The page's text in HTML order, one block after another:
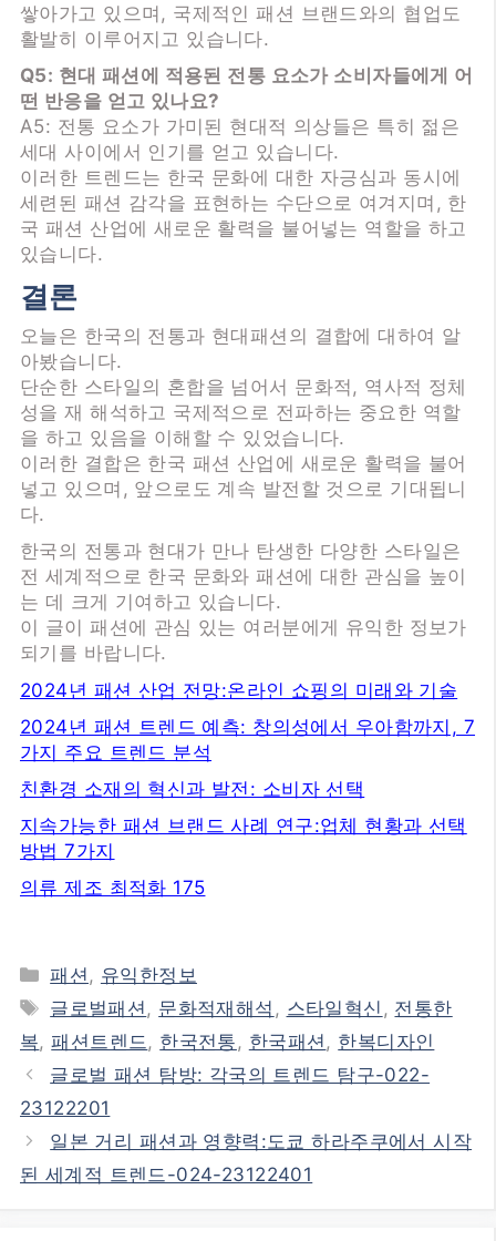
쌓아가고 있으며, 국제적인 패션 브랜드와의 협업도
활발히 이루어지고 있습니다.
Q5: 현대 패션에 적용된 전통 요소가 소비자들에게 어
떤 반응을 얻고 있나요?
A5: 전통 요소가 가미된 현대적 의상들은 특히 젊은
세대 사이에서 인기를 얻고 있습니다.
이러한 트렌드는 한국 문화에 대한 자긍심과 동시에
세련된 패션 감각을 표현하는 수단으로 여겨지며, 한
국 패션 산업에 새로운 활력을 불어넣는 역할을 하고
있습니다.
결론
오늘은 한국의 전통과 현대패션의 결합에 대하여 알
아봤습니다.
단순한 스타일의 혼합을 넘어서 문화적, 역사적 정체
성을 재 해석하고 국제적으로 전파하는 중요한 역할
을 하고 있음을 이해할 수 있었습니다.
이러한 결합은 한국 패션 산업에 새로운 활력을 불어
넣고 있으며, 앞으로도 계속 발전할 것으로 기대됩니
다.
한국의 전통과 현대가 만나 탄생한 다양한 스타일은
전 세계적으로 한국 문화와 패션에 대한 관심을 높이
는 데 크게 기여하고 있습니다.
이 글이 패션에 관심 있는 여러분에게 유익한 정보가
되기를 바랍니다.
2024년 패션 산업 전망:온라인 쇼핑의 미래와 기술
2024년 패션 트렌드 예측: 창의성에서 우아함까지, 7
가지 주요 트렌드 분석
친환경 소재의 혁신과 발전: 소비자 선택
지속가능한 패션 브랜드 사례 연구:업체 현황과 선택
방법 7가지
의류 제조 최적화 175
카
테
리
패션, 유익한정보
태
그
글로벌패션, 문화적재해석 , 스타일혁신 , 전통한
복,패션트렌드, 한국전통, 한국패션, 한복디자인
글로벌 패션 탐방: 각국의 트렌드 탐구-022-
23122201
일본 거리 패션과 영향력:도쿄 하라주쿠에서 시작
된 세계적 트렌드-024-23122401